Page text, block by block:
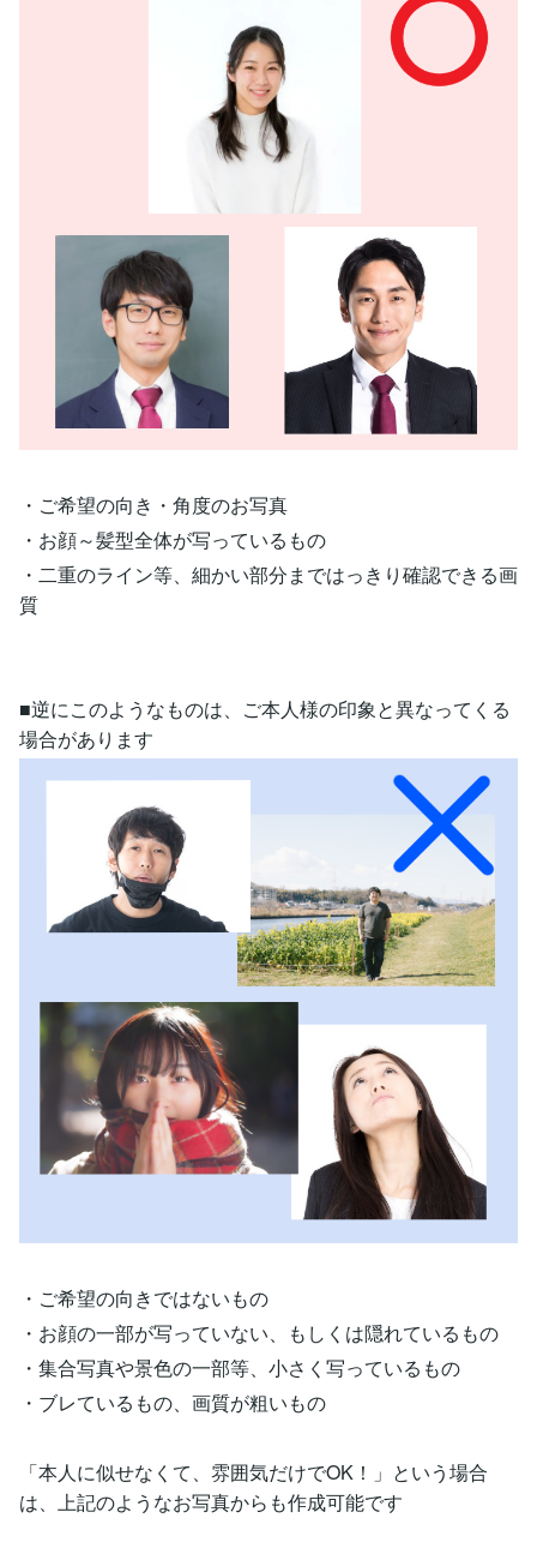
・ご希望の向き・角度のお写真
・お顔～髪型全体が写っているもの
・二重のライン等、細かい部分まではっきり確認できる画
質
■逆にこのようなものは、ご本人様の印象と異なってくる
場合があります
・ご希望の向きではないもの
・お顔の一部が写っていない、もしくは隠れているもの
・集合写真や景色の一部等、小さく写っているもの
・ブレているもの、画質が粗いもの
「本人に似せなくて、雰囲気だけでOK！」という場合
は、上記のようなお写真からも作成可能です